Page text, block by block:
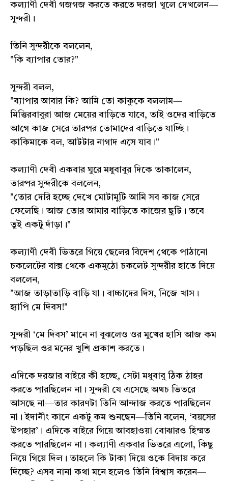
কল্যাণী দেবী গজগজ করতে করতে দরজা খুলে দেখলেন—
সুন্দরী।
তিনি সুন্দরীকে বললেন,
"কি ব্যাপার তোর?"
সুন্দরী বলল,
"ব্যাপার আবার কি? আমি তো কাকুকে বললাম—
মিত্তিরবাবুরা আজ মেয়ের বাড়িতে যাবে, তাই ওদের বাড়িতে
আগে কাজ সেরে তারপর তোমাদের বাড়িতে যাচ্ছি।
কাকিমাকে বল, আটটার নাগাদ এসে যাব।"
কল্যাণী দেবী একবার ঘুরে মধুবাবুর দিকে তাকালেন,
তারপর সুন্দরীকে বললেন,
"তোর দেরি হচ্ছে দেখে মোটামুটি আমি সব কাজ সেরে
ফেলেছি। আজ তোর আমার বাড়িতে কাজের ছুটি। তবে
তুই একটু দাঁড়া।"
কল্যাণী দেবী ভিতরে গিয়ে ছেলের বিদেশ থেকে পাঠানো
চকলেটের বাক্স থেকে একমুঠো চকলেট সুন্দরীর হাতে দিয়ে
বললেন,
"আজ তাড়াতাড়ি বাড়ি যা। বাচ্চাদের দিস, নিজে খাস।
হ্যাপি মে দিবস!"
সুন্দরী ‘মে দিবস’ মানে না বুঝলেও ওর মুখের হাসি আজ কম
পড়ছিল ওর মনের খুশি প্রকাশ করতে।
এদিকে দরজার বাইরে কী হচ্ছে, সেটা মধুবাবু ঠিক ঠাহর
করতে পারছিলেন না। সুন্দরী যে এসেছে অথচ ভিতরে
আসছে না—তার কারণটা তিনি আন্দাজ করতে পারছিলেন
না। ইদানীং কানে একটু কম শুনছেন—তিনি বলেন, ‘বয়সের
উপহার’। এদিকে বাইরে গিয়ে আবহাওয়া বোঝারও হিম্মত
করতে পারছিলেন না। কল্যাণী একবার ভিতরে এলো, কিছু
নিয়ে গিয়ে দিল। তাহলে কি টাকা দিয়ে ওকে বিদায় করে
দিচ্ছে? এসব নানা কথা মনে হলেও তিনি বিশ্বাস করেন—